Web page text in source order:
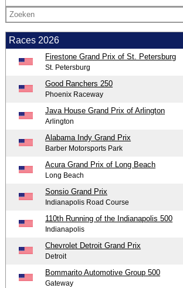
Races 2026
Firestone Grand Prix of St. Petersburg
St. Petersburg
Good Ranchers 250
Phoenix Raceway
Java House Grand Prix of Arlington
Arlington
Alabama Indy Grand Prix
Barber Motorsports Park
Acura Grand Prix of Long Beach
Long Beach
Sonsio Grand Prix
Indianapolis Road Course
110th Running of the Indianapolis 500
Indianapolis
Chevrolet Detroit Grand Prix
Detroit
Bommarito Automotive Group 500
Gateway